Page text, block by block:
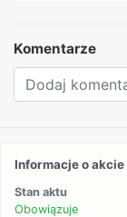
Komentarze
Informacje o akcie
Stan aktu
Obowiązuje